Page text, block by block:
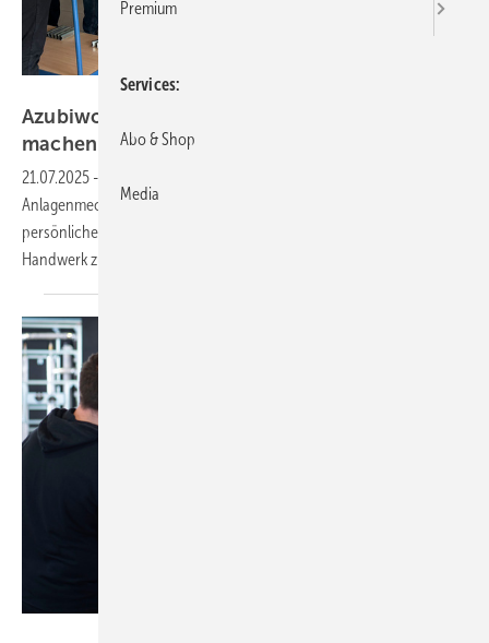
Azubiwoche bei Tece: Hand­werk er­leb­bar
ma­chen
21.07.2025 -
Anlagenmechaniker SHK mit Praxisworkshops, Werksführungen und
persönlichen Begegnungen. Ziel ist es, junge Talente für das SHK-
Handwerk zu
Premium
Services
Abo & Shop
Media